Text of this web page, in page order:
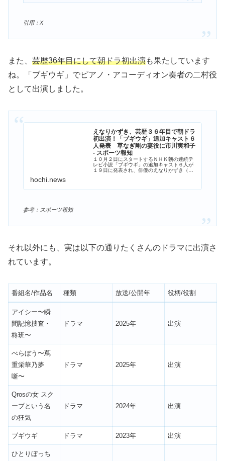
引用：X
また、 芸歴36年目にして朝ドラ初出演も果たしています
ね。「ブギウギ」でピアノ・アコーディオン奏者の二村役
として出演しました。
えなりかずき、芸歴３６年目で朝ドラ
初出演！「ブギウギ」追加キャスト６
人発表 草なぎ剛の妻役に市川実和子
- スポーツ報知
１０月２日にスタートするＮＨＫ朝の連続テ
レビ小説「ブギウギ」の追加キャスト６人が
１９日に発表され、俳優のえなりかずき（３
hochi.news
参考：スポーツ報知
それ以外にも、実は以下の通りたくさんのドラマに出演さ
れています。
番組名/作品名 種類 放送/公開年 役柄/役割
アイシー〜瞬
間記憶捜査・
柊班〜
ドラマ 2025年 出演
べらぼう〜蔦
重栄華乃夢
噺〜
ドラマ 2025年 出演
Qrosの女 スク
ープという名
の狂気
ドラマ 2024年 出演
ブギウギ ドラマ 2023年 出演
ひとりぼっち